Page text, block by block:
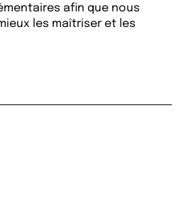
afin que nous
les maîtriser et les